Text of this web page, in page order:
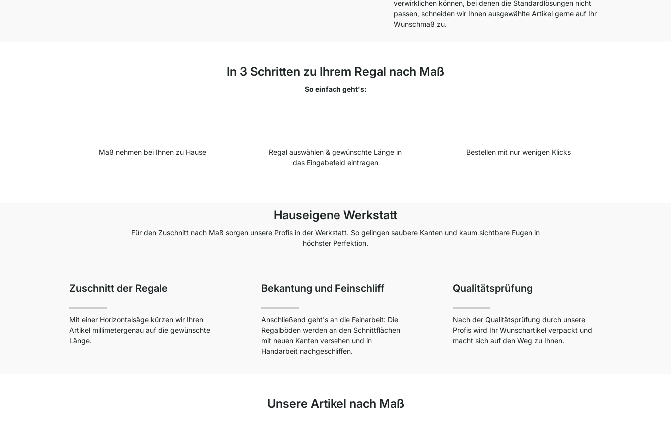
verwirklichen können, bei denen die Standardlösungen nicht
passen, schneiden wir Ihnen ausgewählte Artikel gerne auf Ihr
Wunschmaß zu.
In 3 Schritten zu Ihrem Regal nach Maß
So einfach geht's:
Maß nehmen bei Ihnen zu Hause
Regal auswählen & gewünschte Länge in
das Eingabefeld eintragen
Bestellen mit nur wenigen Klicks
Hauseigene Werkstatt
Für den Zuschnitt nach Maß sorgen unsere Profis in der Werkstatt. So gelingen saubere Kanten und kaum sichtbare Fugen in
höchster Perfektion.
Zuschnitt der Regale
Mit einer Horizontalsäge kürzen wir Ihren
Artikel millimetergenau auf die gewünschte
Länge.
Bekantung und Feinschliff
Anschließend geht's an die Feinarbeit: Die
Regalböden werden an den Schnittflächen
mit neuen Kanten versehen und in
Handarbeit nachgeschliffen.
Qualitätsprüfung
Nach der Qualitätsprüfung durch unsere
Profis wird Ihr Wunschartikel verpackt und
macht sich auf den Weg zu Ihnen.
Unsere Artikel nach Maß